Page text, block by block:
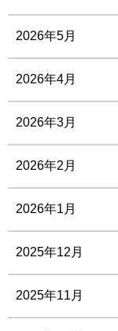
2026年5月
2026年4月
2026年3月
2026年2月
2026年1月
2025年12月
2025年11月